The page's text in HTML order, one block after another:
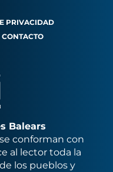
PRIVACIDAD
CONTACTO
Balears
conforman con
al lector toda la
los pueblos y